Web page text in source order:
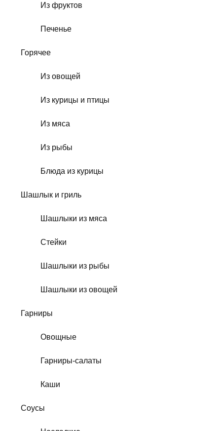
Из фруктов
Печенье
Горячее
Из овощей
Из курицы и птицы
Из мяса
Из рыбы
Блюда из курицы
Шашлык и гриль
Шашлыки из мяса
Стейки
Шашлыки из рыбы
Шашлыки из овощей
Гарниры
Овощные
Гарниры-салаты
Каши
Соусы